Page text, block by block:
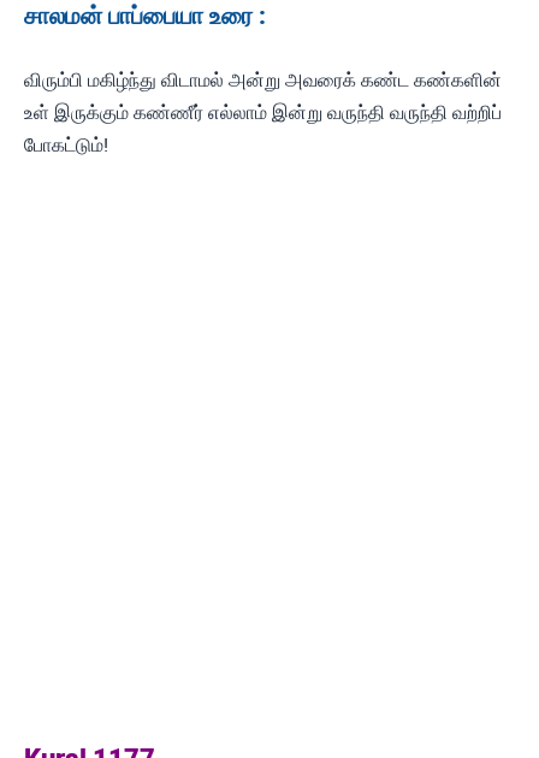
சாலமன் பாப்பையா உரை :
விரும்பி மகிழ்ந்து விடாமல் அன்று அவரைக் கண்ட கண்களின்
உள் இருக்கும் கண்ணீர் எல்லாம் இன்று வருந்தி வருந்தி வற்றிப்
போகட்டும்!